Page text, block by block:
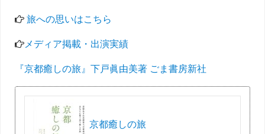
旅への思いはこちら
メディア掲載・出演実績
『京都癒しの旅』下戸眞由美著 ごま書房新社
京都癒しの旅